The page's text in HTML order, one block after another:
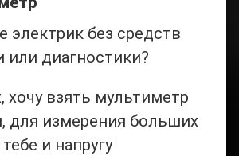
электрик без средств
или диагностики?
хочу взять мультиметр
для измерения больших
и напругу